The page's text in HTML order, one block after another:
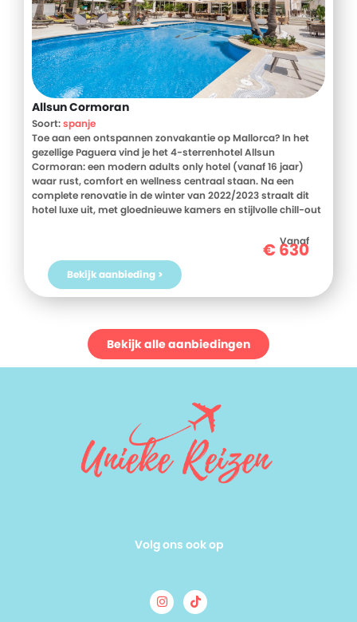
Allsun Cormoran
Soort:spanje
Toe aan een ontspannen zonvakantie op Mallorca? In het
gezellige Paguera vind je het 4-sterrenhotel Allsun
Cormoran: een modern adults only hotel (vanaf 16 jaar)
waar rust, comfort en wellness centraal staan. Na een
complete renovatie in de winter van 2022/2023 straalt dit
hotel luxe uit, met gloednieuwe kamers en stijlvolle chill-out
het strand én het levendige centrum van Paguera, geniet je
hier van het beste van beide werelden. Of je nu je dagen
doorbrengt op een Bali-bed in de tropische tuin of ontspant
in de wellness-oase, bij Allsun Cormoran kom je helemaal
tot rust. ’s Avonds schuif je aan bij het uitgebreide buffet of
vergeten. Boek vandaag nog jouw relaxmoment bij D-
Vanaf
€630
Bekijk aanbieding >
Bekijk alle aanbiedingen
Volg ons ook op